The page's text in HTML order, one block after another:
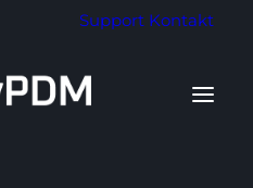
Support Kontakt